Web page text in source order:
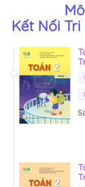
Kết Nối